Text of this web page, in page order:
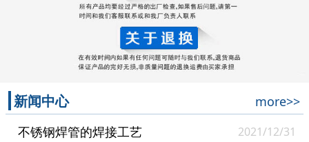
新闻中心
more>>
不锈钢焊管的焊接工艺
2021/12/31